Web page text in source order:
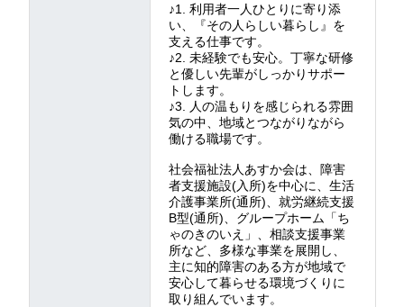
♪1. 利用者一人ひとりに寄り添
い、『その人らしい暮らし』を
支える仕事です。
♪2. 未経験でも安心。丁寧な研修
と優しい先輩がしっかりサポー
トします。
♪3. 人の温もりを感じられる雰囲
気の中、地域とつながりながら
働ける職場です。
社会福祉法人あすか会は、障害
者支援施設(入所)を中心に、生活
介護事業所(通所)、就労継続支援
B型(通所)、グループホーム「ち
ゃのきのいえ」、相談支援事業
所など、多様な事業を展開し、
主に知的障害のある方が地域で
安心して暮らせる環境づくりに
取り組んでいます。